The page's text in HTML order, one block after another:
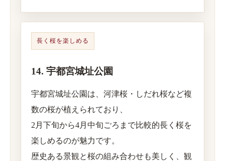
長く桜を楽しめる
14. 宇都宮城址公園
宇都宮城址公園は、河津桜・しだれ桜など複
数の桜が植えられており、
2月下旬から4月中旬ごろまで比較的長く桜を
楽しめるのが魅力です。
歴史ある景観と桜の組み合わせも美しく、観